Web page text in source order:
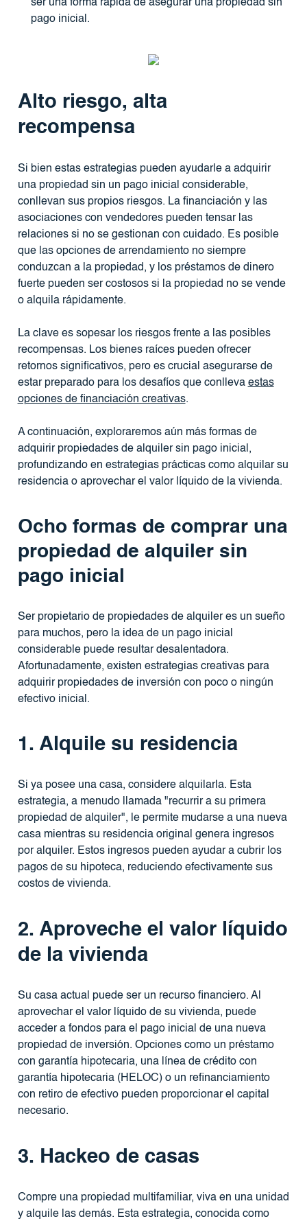
ser una forma rápida de asegurar una propiedad sin
pago inicial.
Alto riesgo, alta
recompensa
Si bien estas estrategias pueden ayudarle a adquirir
una propiedad sin un pago inicial considerable,
conllevan sus propios riesgos. La financiación y las
asociaciones con vendedores pueden tensar las
relaciones si no se gestionan con cuidado. Es posible
que las opciones de arrendamiento no siempre
conduzcan a la propiedad, y los préstamos de dinero
fuerte pueden ser costosos si la propiedad no se vende
o alquila rápidamente.
La clave es sopesar los riesgos frente a las posibles
recompensas. Los bienes raíces pueden ofrecer
retornos significativos, pero es crucial asegurarse de
estar preparado para los desafíos que conlleva estas
opciones de financiación creativas.
A continuación, exploraremos aún más formas de
adquirir propiedades de alquiler sin pago inicial,
profundizando en estrategias prácticas como alquilar su
residencia o aprovechar el valor líquido de la vivienda.
Ocho formas de comprar una
propiedad de alquiler sin
pago inicial
Ser propietario de propiedades de alquiler es un sueño
para muchos, pero la idea de un pago inicial
considerable puede resultar desalentadora.
Afortunadamente, existen estrategias creativas para
adquirir propiedades de inversión con poco o ningún
efectivo inicial.
1. Alquile su residencia
Si ya posee una casa, considere alquilarla. Esta
estrategia, a menudo llamada "recurrir a su primera
propiedad de alquiler", le permite mudarse a una nueva
casa mientras su residencia original genera ingresos
por alquiler. Estos ingresos pueden ayudar a cubrir los
pagos de su hipoteca, reduciendo efectivamente sus
costos de vivienda.
2. Aproveche el valor líquido
de la vivienda
Su casa actual puede ser un recurso financiero. Al
aprovechar el valor líquido de su vivienda, puede
acceder a fondos para el pago inicial de una nueva
propiedad de inversión. Opciones como un préstamo
con garantía hipotecaria, una línea de crédito con
garantía hipotecaria (HELOC) o un refinanciamiento
con retiro de efectivo pueden proporcionar el capital
necesario.
3. Hackeo de casas
Compre una propiedad multifamiliar, viva en una unidad
y alquile las demás. Esta estrategia, conocida como